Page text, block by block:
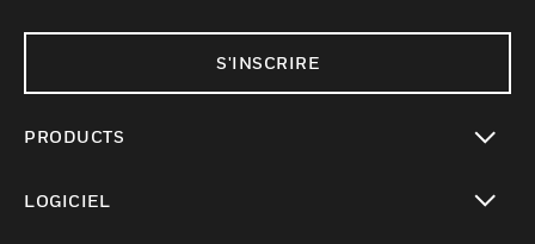
S'INSCRIRE
PRODUCTS
LOGICIEL